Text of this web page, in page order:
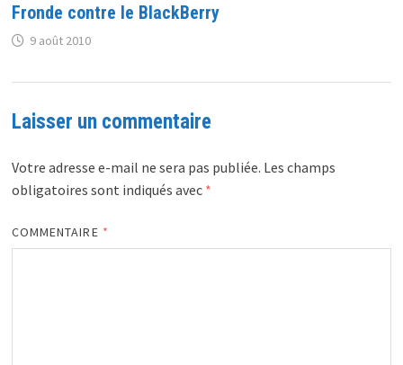
Fronde contre le BlackBerry
9 août 2010
Laisser un commentaire
Votre adresse e-mail ne sera pas publiée. Les champs
obligatoires sont indiqués avec *
COMMENTAIRE *